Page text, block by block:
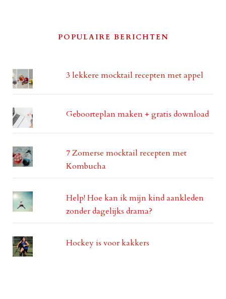
POPULAIRE BERICHTEN
3 lekkere mocktail recepten met appel
Geboorteplan maken + gratis download
7 Zomerse mocktail recepten met
Kombucha
Help! Hoe kan ik mijn kind aankleden
zonder dagelijks drama?
Hockey is voor kakkers